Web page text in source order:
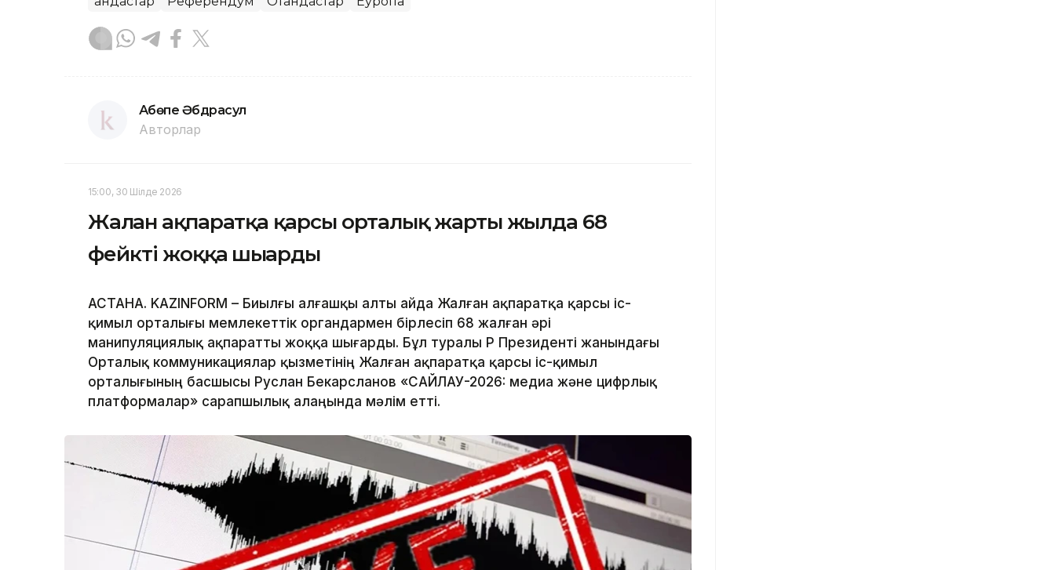
Ақбөпе Әбдрасул
Авторлар
15:00, 30 Шілде 2026
Жалған ақпаратқа қарсы орталық жарты жылда 68
фейкті жоққа шығарды
АСТАНА. KAZINFORM – Биылғы алғашқы алты айда Жалған ақпаратқа қарсы іс-
қимыл орталығы мемлекеттік органдармен бірлесіп 68 жалған әрі
манипуляциялық ақпаратты жоққа шығарды. Бұл туралы ҚР Президенті жанындағы
Орталық коммуникациялар қызметінің Жалған ақпаратқа қарсы іс-қимыл
орталығының басшысы Руслан Бекарсланов «САЙЛАУ-2026: медиа және цифрлық
платформалар» сарапшылық алаңында мәлім етті.